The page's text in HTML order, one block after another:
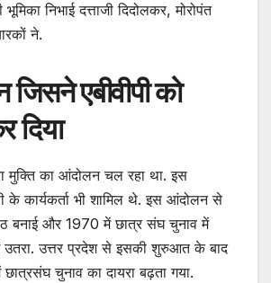
निभाई दत्ताजी दिदोलकर, मोरोपंत
ने.
एबीवीपी को
दिया
मुक्ति का आंदोलन चल रहा था. इस
के कार्यकर्ता भी शामिल थे. इस आंदोलन से
पैठ बनाई और 1970 में छात्र संघ चुनाव में
उतरा. उत्तर प्रदेश से इसकी शुरुआत के बाद
छात्रसंघ चुनाव का दायरा बढ़ता गया.